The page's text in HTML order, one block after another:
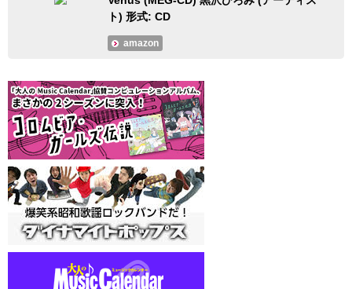
ト) 形式: CD
amazon